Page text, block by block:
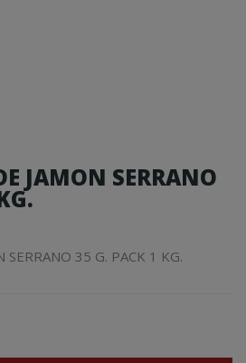
JAMON SERRANO
SERRANO 35 G. PACK 1 KG.